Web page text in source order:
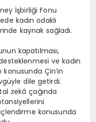
İşbirliği Fonu
kadın odaklı
kaynak sağladı.
kapatılması,
ve kadın
konusunda Çin’in
dile getirdi.
zekâ çağında
konusunda